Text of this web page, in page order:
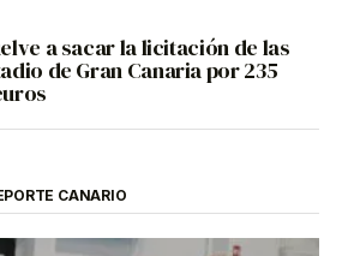
a sacar la licitación de las
de Gran Canaria por 235
CANARIO